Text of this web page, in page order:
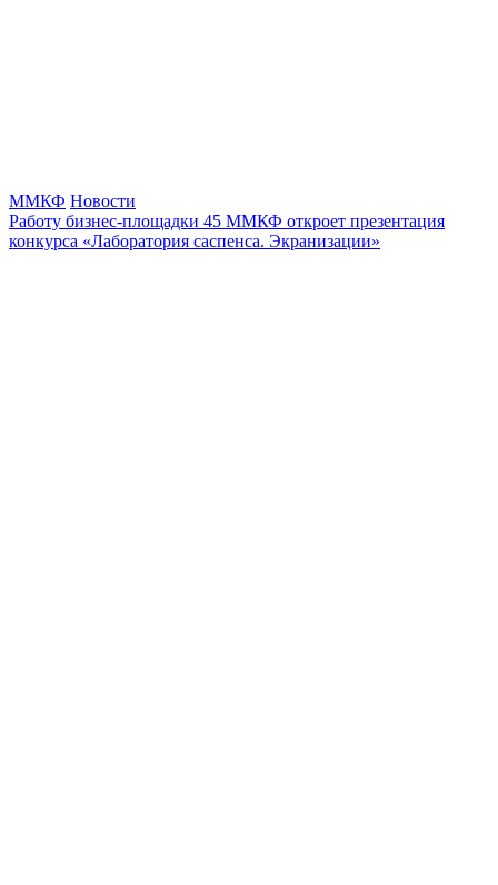
ММКФ Новости
Работу бизнес-площадки 45 ММКФ откроет презентация
конкурса «Лаборатория саспенса. Экранизации»